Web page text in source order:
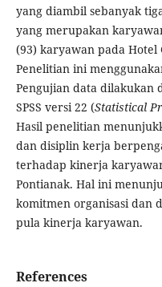
yang diambil sebanyak
yang merupakan
(93) karyawan pada Hotel
Penelitian ini
Pengujian data dilakukan
SPSS versi 22 (Statistical
Hasil penelitian
dan disiplin kerja
terhadap kinerja
Pontianak. Hal ini
komitmen organisasi dan
pula kinerja karyawan.
References